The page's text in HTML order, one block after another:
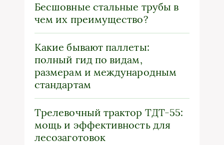
Бесшовные стальные трубы в
чем их преимущество?
Какие бывают паллеты:
полный гид по видам,
размерам и международным
стандартам
Трелевочный трактор ТДТ-55:
мощь и эффективность для
лесозаготовок